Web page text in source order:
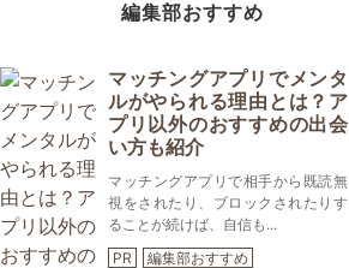
編集部おすすめ
マッチングアプリでメンタ
ルがやられる理由とは？ア
プリ以外のおすすめの出会
い方も紹介
マッチングアプリで相手から既読無
視をされたり、ブロックされたりす
ることが続けば、自信も...
PR
編集部おすすめ